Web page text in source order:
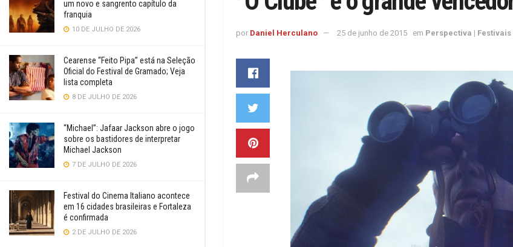
um novo e sangrento capítulo da
franquia
10 DE JULHO DE 2026
Cearense “Feito Pipa” está na Seleção
Oficial do Festival de Gramado; Veja
lista completa
8 DE JULHO DE 2026
“Michael”: Jafaar Jackson abre o jogo
sobre os bastidores de interpretar
Michael Jackson
7 DE JULHO DE 2026
Festival do Cinema Italiano acontece
em 16 cidades brasileiras e Fortaleza
é confirmada
2 DE JULHO DE 2026
por Daniel Herculano 25 de junho de 2015 em Perspectiva | Festivais